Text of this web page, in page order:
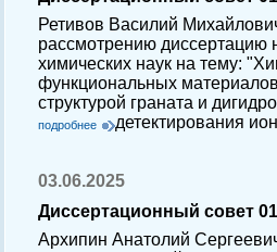
Ретивов Василий
рассмотрению диссертацию
химических наук на тему:
функциональных
структурой граната и
детектирования
подробнее
03.06.2025
Диссертационный совет
Архипин Анатолий